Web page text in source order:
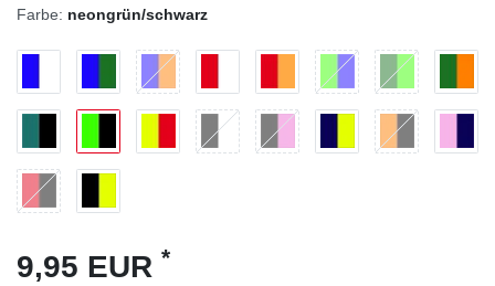
Farbe: neongrün/schwarz
9,95 EUR *